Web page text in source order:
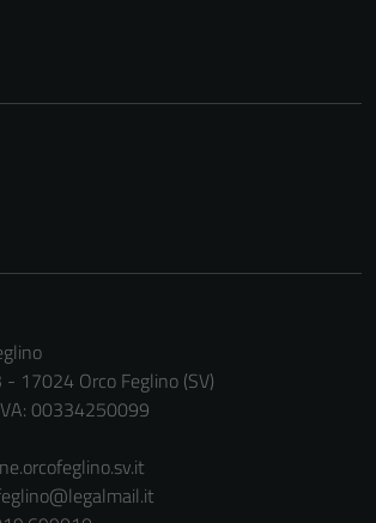
- 17024 Orco Feglino (SV)
00334250099
del sito e non
informazioni